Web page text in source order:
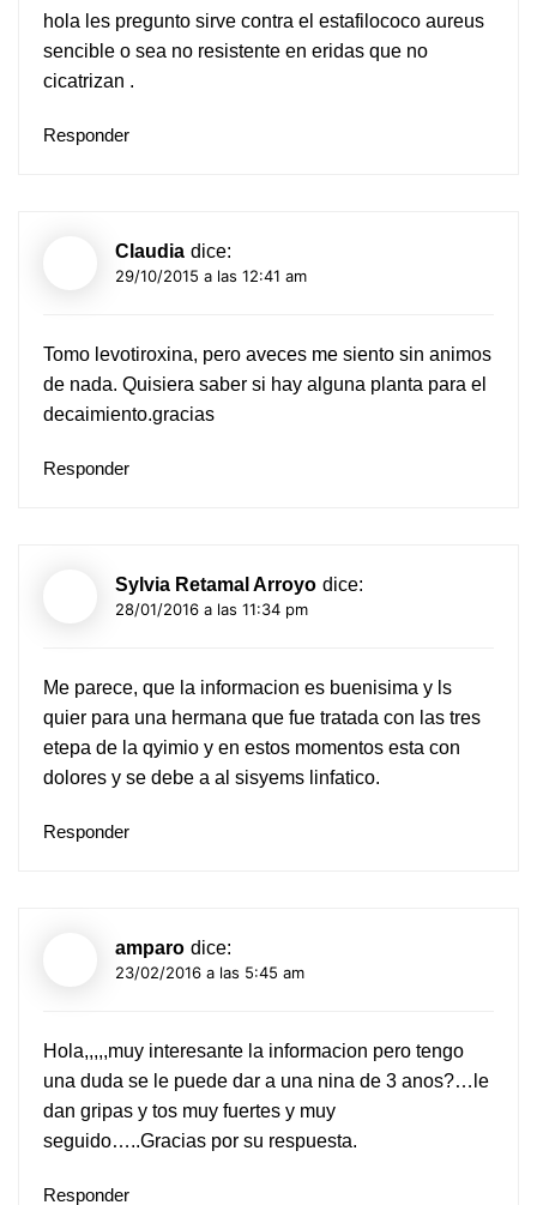
hola les pregunto sirve contra el estafilococo aureus
sencible o sea no resistente en eridas que no
cicatrizan .
Responder
Claudia dice:
29/10/2015 a las 12:41 am
Tomo levotiroxina, pero aveces me siento sin animos
de nada. Quisiera saber si hay alguna planta para el
decaimiento.gracias
Responder
Sylvia Retamal Arroyo dice:
28/01/2016 a las 11:34 pm
Me parece, que la informacion es buenisima y ls
quier para una hermana que fue tratada con las tres
etepa de la qyimio y en estos momentos esta con
dolores y se debe a al sisyems linfatico.
Responder
amparo dice:
23/02/2016 a las 5:45 am
Hola,,,,,muy interesante la informacion pero tengo
una duda se le puede dar a una nina de 3 anos?…le
dan gripas y tos muy fuertes y muy
seguido…..Gracias por su respuesta.
Responder